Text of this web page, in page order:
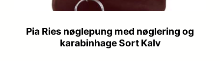
Pia Ries nøglepung med nøglering og
karabinhage Sort Kalv